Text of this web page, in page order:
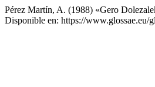
Pérez Martín, A. (1988) «Gero
Disponible en: https://www.glossae.eu/